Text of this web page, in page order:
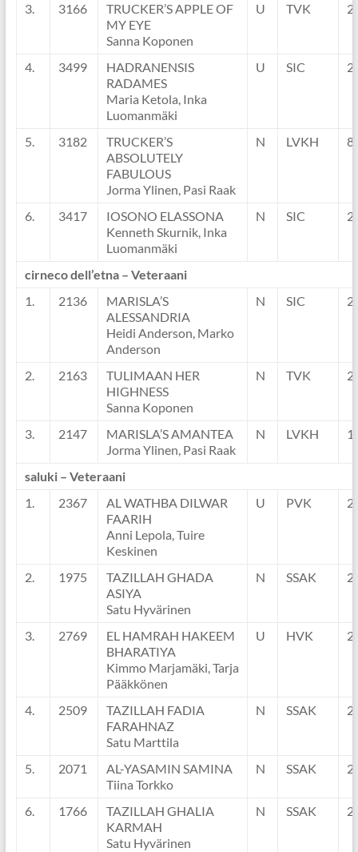
3. 3166
TRUCKER’S APPLE OF
MY EYE
Sanna Koponen
U TVK
4. 3499
HADRANENSIS
RADAMES
Maria Ketola, Inka
Luomanmäki
U SIC
5. 3182
TRUCKER’S
ABSOLUTELY
FABULOUS
Jorma Ylinen, Pasi Raak
N LVKH
6. 3417
IOSONO ELASSONA
Kenneth Skurnik, Inka
Luomanmäki
N SIC
cirneco dell’etna – Veteraani
1.
2136
MARISLA’S
ALESSANDRIA
Heidi Anderson, Marko
Anderson
N SIC
2. 2163
TULIMAAN HER
HIGHNESS
Sanna Koponen
N TVK
3. 2147
MARISLA’S AMANTEA
Jorma Ylinen, Pasi Raak
N LVKH
saluki – Veteraani
1.
2367
AL WATHBA DILWAR
FAARIH
Anni Lepola, Tuire
Keskinen
U PVK
2. 1975
TAZILLAH GHADA
ASIYA
Satu Hyvärinen
N SSAK
3. 2769
EL HAMRAH HAKEEM
BHARATIYA
Kimmo Marjamäki, Tarja
Pääkkönen
U HVK
4. 2509
TAZILLAH FADIA
FARAHNAZ
Satu Marttila
N SSAK
5. 2071
AL-YASAMIN SAMINA
Tiina Torkko
N SSAK
6. 1766
TAZILLAH GHALIA
KARMAH
Satu Hyvärinen
N SSAK